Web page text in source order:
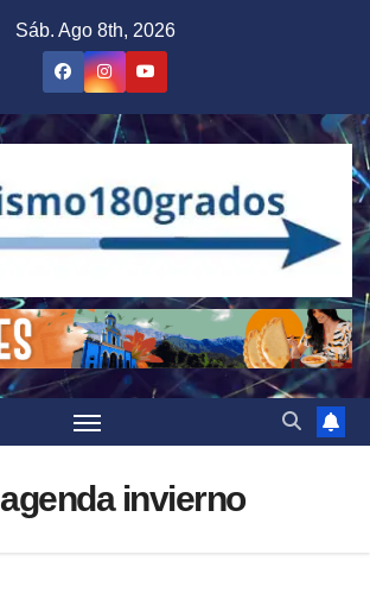
Sáb. Ago 8th, 2026
agenda invierno